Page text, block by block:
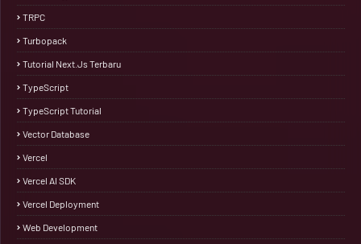
TRPC
Turbopack
Tutorial Next.js Terbaru
TypeScript
TypeScript Tutorial
Vector Database
Vercel
Vercel AI SDK
Vercel Deployment
Web Development